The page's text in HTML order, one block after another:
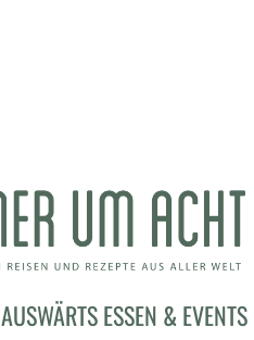
AUSWÄRTS ESSEN & EVENTS